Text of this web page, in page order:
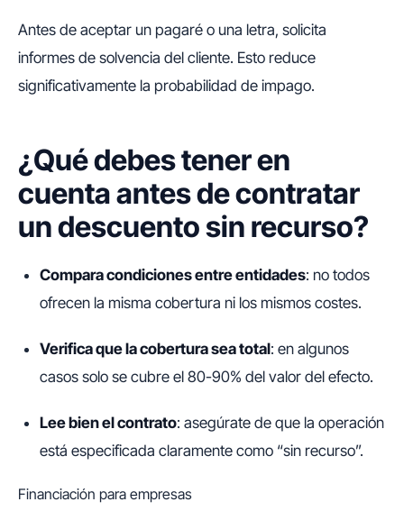
Antes de aceptar un pagaré o una letra, solicita
informes de solvencia del cliente. Esto reduce
significativamente la probabilidad de impago.
¿Qué debes tener en
cuenta antes de contratar
un descuento sin recurso?
Compara condiciones entre entidades: no todos
ofrecen la misma cobertura ni los mismos costes.
Verifica que la cobertura sea total: en algunos
casos solo se cubre el 80-90% del valor del efecto.
Lee bien el contrato: asegúrate de que la operación
está especificada claramente como “sin recurso”.
Financiación para empresas